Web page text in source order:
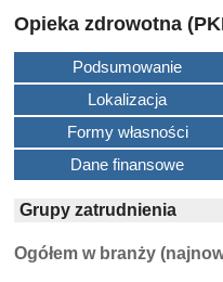
Opieka zdrowotna
Podsumowanie
Lokalizacja
Formy własności
Dane finansowe
Grupy zatrudnienia
Ogółem w branży